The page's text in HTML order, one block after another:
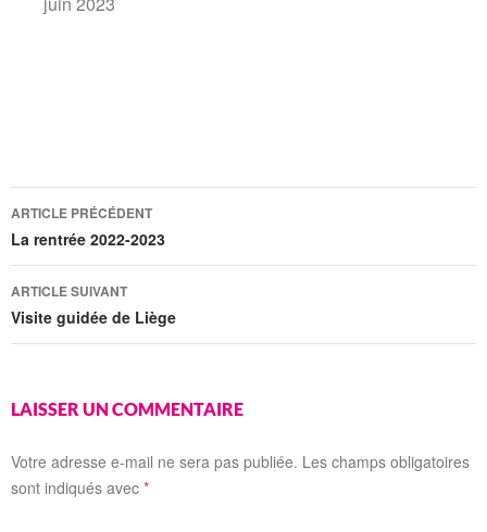
ARTICLE PRÉCÉDENT
La rentrée 2022-2023
ARTICLE SUIVANT
Visite guidée de Liège
LAISSER UN COMMENTAIRE
Votre adresse e-mail ne sera pas publiée. Les champs obligatoires
sont indiqués avec *